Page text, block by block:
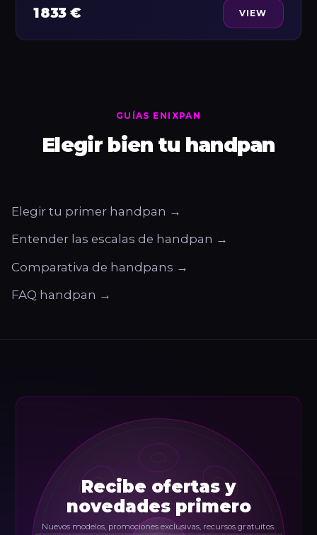
1 833 € VIEW
GUÍAS ENIXPAN
Elegir bien tu handpan
Elegir tu primer handpan →
Entender las escalas de handpan →
Comparativa de handpans →
FAQ handpan →
Recibe ofertas y
novedades primero
Nuevos modelos, promociones exclusivas, recursos gratuitos.